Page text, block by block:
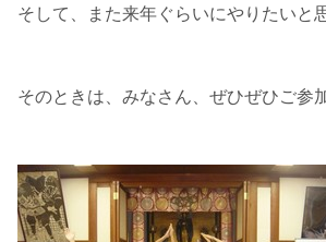
そして、また来年ぐらいにやりたいと
そのときは、みなさん、ぜひぜひご参